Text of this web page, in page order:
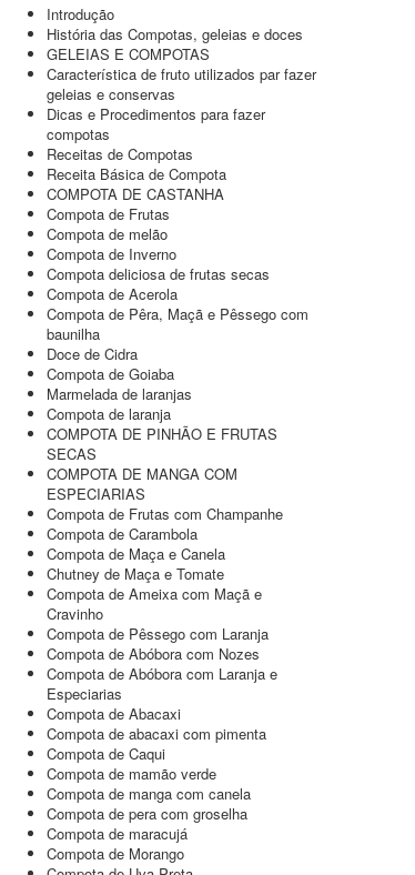
Introdução
História das Compotas, geleias e doces
GELEIAS E COMPOTAS
Característica de fruto utilizados par fazer
geleias e conservas
Dicas e Procedimentos para fazer
compotas
Receitas de Compotas
Receita Básica de Compota
COMPOTA DE CASTANHA
Compota de Frutas
Compota de melão
Compota de Inverno
Compota deliciosa de frutas secas
Compota de Acerola
Compota de Pêra, Maçã e Pêssego com
baunilha
Doce de Cidra
Compota de Goiaba
Marmelada de laranjas
Compota de laranja
COMPOTA DE PINHÃO E FRUTAS
SECAS
COMPOTA DE MANGA COM
ESPECIARIAS
Compota de Frutas com Champanhe
Compota de Carambola
Compota de Maça e Canela
Chutney de Maça e Tomate
Compota de Ameixa com Maçã e
Cravinho
Compota de Pêssego com Laranja
Compota de Abóbora com Nozes
Compota de Abóbora com Laranja e
Especiarias
Compota de Abacaxi
Compota de abacaxi com pimenta
Compota de Caqui
Compota de mamão verde
Compota de manga com canela
Compota de pera com groselha
Compota de maracujá
Compota de Morango